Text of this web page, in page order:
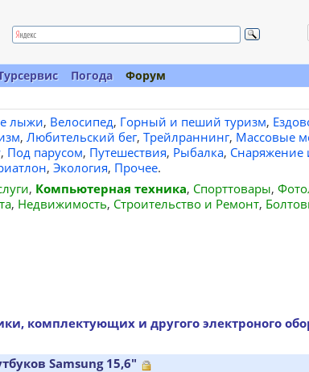
Погода
Форум
лыжи, Велосипед, Горный и пеший туризм,
, Любительский бег, Трейлраннинг, Массовые
, Под парусом, Путешествия, Рыбалка, Снаряжение
, Экология, Прочее.
, Компьютерная техника, Спорттовары,
, Недвижимость, Строительство и Ремонт,
комплектующих и другого электроного
Samsung 15,6"